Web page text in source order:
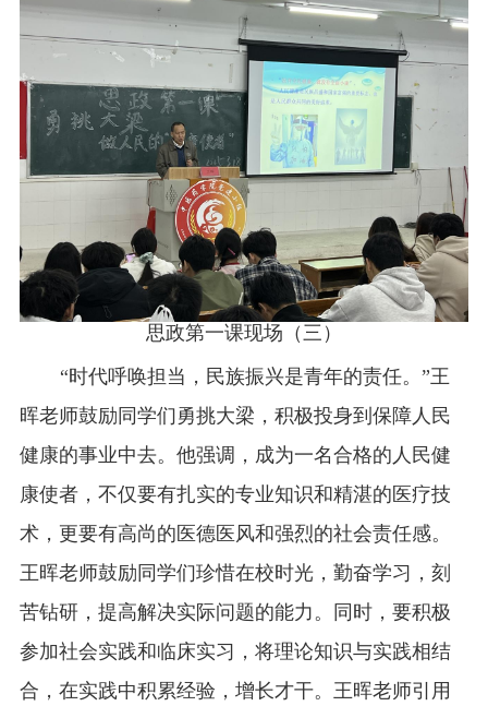
思政第一课现场（三）
“时代呼唤担当，民族振兴是青年的责任。”王
晖老师鼓励同学们勇挑大梁，积极投身到保障人民
健康的事业中去。他强调，成为一名合格的人民健
康使者，不仅要有扎实的专业知识和精湛的医疗技
术，更要有高尚的医德医风和强烈的社会责任感。
王晖老师鼓励同学们珍惜在校时光，勤奋学习，刻
苦钻研，提高解决实际问题的能力。同时，要积极
参加社会实践和临床实习，将理论知识与实践相结
合，在实践中积累经验，增长才干。王晖老师引用